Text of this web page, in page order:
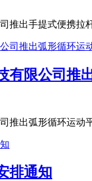
推出手提式便携拉
有限公司推
推出弧形循环运动
排通知